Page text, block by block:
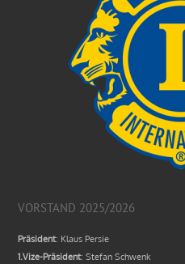
VORSTAND 2025/2026
Präsident: Klaus Persie
1.Vize-Präsident: Stefan Schwenk